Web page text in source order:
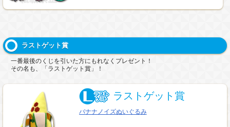
ラストゲット賞
一番最後のくじを引いた方にもれなくプレゼント！
その名も、「ラストゲット賞」！
ラストゲット賞
バナナノイズぬいぐるみ